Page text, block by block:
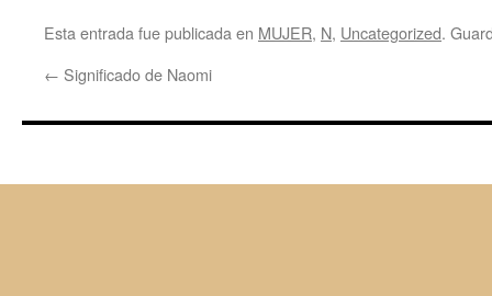
Esta entrada fue publicada en MUJER, N, Uncategorized.
← Significado de Naomi